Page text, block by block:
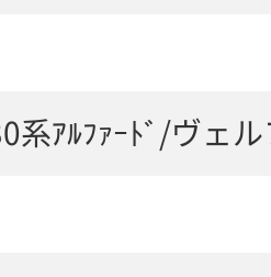
系ｱﾙﾌｧｰﾄﾞ/ヴェル